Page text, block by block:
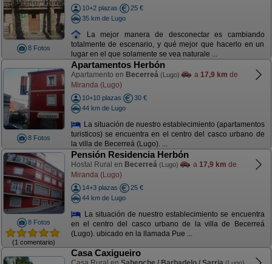
8 Fotos
10+2 plazas
25 €
35 km de Lugo
La mejor manera de desconectar es cambiando
totalmente de escenario, y qué mejor que hacerlo en un
lugar en el que solamente se vea naturale ...
8 Fotos
Apartamentos Herbón
Apartamento en Becerreá (Lugo) a 17,9 km de
Miranda (Lugo)
10+10 plazas
30 €
44 km de Lugo
La situación de nuestro establecimiento (apartamentos
turisticos) se encuentra en el centro del casco urbano de
la villa de Becerreá (Lugo). ...
8 Fotos
(1 comentario)
Pensión Residencia Herbón
Hostal Rural en Becerreá (Lugo) a 17,9 km de
Miranda (Lugo)
14+3 plazas
25 €
44 km de Lugo
La situación de nuestro establecimiento se encuentra
en el centro del casco urbano de la villa de Becerreá
(Lugo). ubicado en la llamada Pue ...
Casa Caxigueiro